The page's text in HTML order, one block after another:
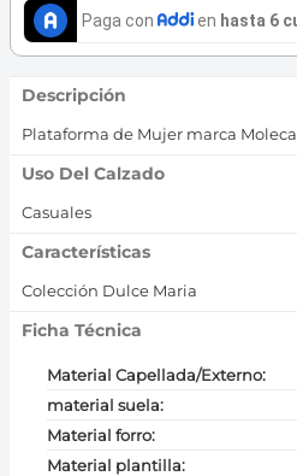
Descripción
Plataforma de Mujer marca Moleca
Uso Del Calzado
Casuales
Características
Colección Dulce Maria
Ficha Técnica
Material Capellada/Externo:
material suela:
Material forro:
Material plantilla: